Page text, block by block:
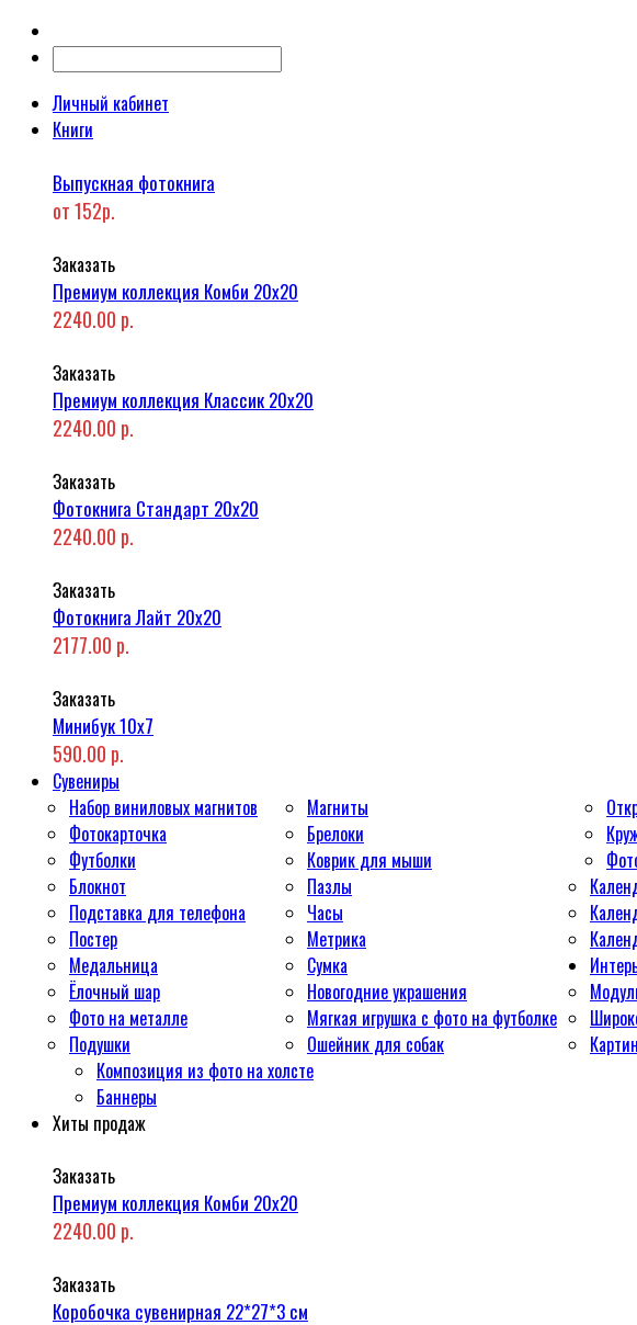
Личный кабинет
Книги
Выпускная фотокнига
от 152р.
Заказать
Премиум коллекция Комби 20x20
2240.00 р.
Заказать
Премиум коллекция Классик 20x20
2240.00 р.
Заказать
Фотокнига Стандарт 20x20
2240.00 р.
Заказать
Фотокнига Лайт 20x20
2177.00 р.
Заказать
Минибук 10х7
590.00 р.
Сувениры
Набор виниловых магнитов
Фотокарточка
Футболки
Блокнот
Подставка для телефона
Постер
Медальница
Ёлочный шар
Фото на металле
Подушки
Магниты
Брелоки
Коврик для мыши
Пазлы
Часы
Метрика
Сумка
Новогодние украшения
Мягкая игрушка с фото на футболке
Ошейник для собак
Композиция из фото на холсте
Баннеры
Хиты продаж
Заказать
Премиум коллекция Комби 20x20
2240.00 р.
Заказать
Коробочка сувенирная 22*27*3 см